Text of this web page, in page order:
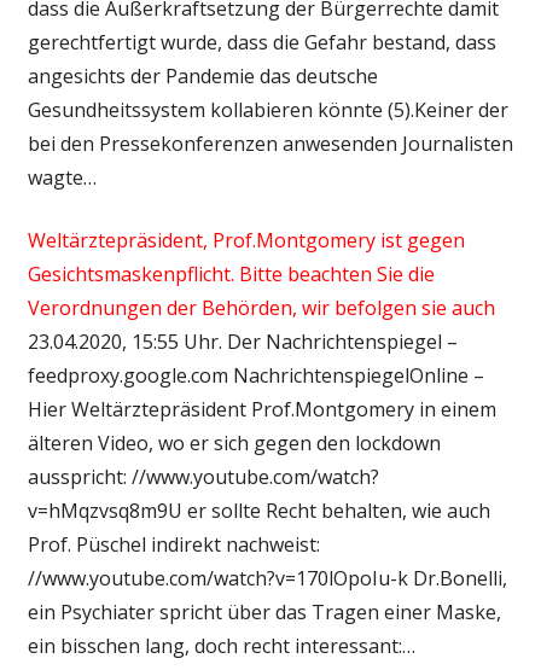
dass die Außerkraftsetzung der Bürgerrechte damit
gerechtfertigt wurde, dass die Gefahr bestand, dass
angesichts der Pandemie das deutsche
Gesundheitssystem kollabieren könnte (5).Keiner der
bei den Pressekonferenzen anwesenden Journalisten
wagte…
Weltärztepräsident, Prof.Montgomery ist gegen
Gesichtsmaskenpflicht. Bitte beachten Sie die
Verordnungen der Behörden, wir befolgen sie auch
23.04.2020, 15:55 Uhr. Der Nachrichtenspiegel –
feedproxy.google.com NachrichtenspiegelOnline –
Hier Weltärztepräsident Prof.Montgomery in einem
älteren Video, wo er sich gegen den lockdown
ausspricht: //www.youtube.com/watch?
v=hMqzvsq8m9U er sollte Recht behalten, wie auch
Prof. Püschel indirekt nachweist:
//www.youtube.com/watch?v=170lOpoIu-k Dr.Bonelli,
ein Psychiater spricht über das Tragen einer Maske,
ein bisschen lang, doch recht interessant:…